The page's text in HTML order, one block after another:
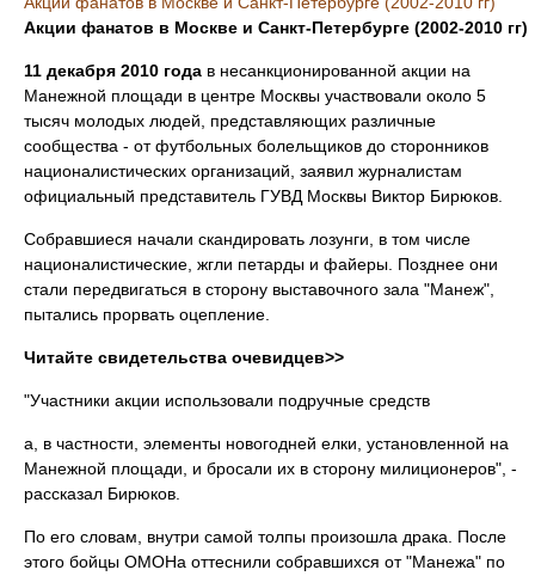
Акции фанатов в Москве и Санкт-Петербурге (2002-2010 гг)
11 декабря 2010 года в несанкционированной акции на
Манежной площади в центре Москвы участвовали около 5
тысяч молодых людей, представляющих различные
сообщества - от футбольных болельщиков до сторонников
националистических организаций, заявил журналистам
официальный представитель ГУВД Москвы Виктор Бирюков.
Собравшиеся начали скандировать лозунги, в том числе
националистические, жгли петарды и файеры. Позднее они
стали передвигаться в сторону выставочного зала "Манеж",
пытались прорвать оцепление.
Читайте свидетельства очевидцев>>
"Участники акции использовали подручные средств
а, в частности, элементы новогодней елки, установленной на
Манежной площади, и бросали их в сторону милиционеров", -
рассказал Бирюков.
По его словам, внутри самой толпы произошла драка. После
этого бойцы ОМОНа оттеснили собравшихся от "Манежа" по